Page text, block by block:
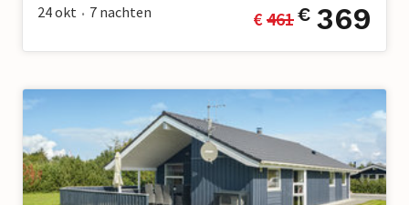
24 okt • 7 nachten € 461€ 369